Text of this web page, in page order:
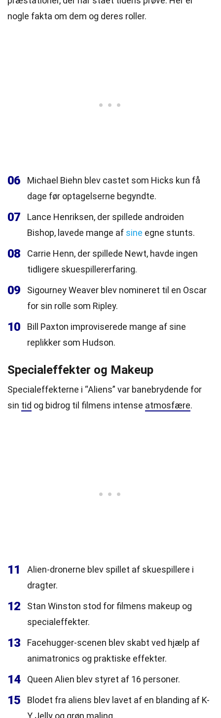
nogle fakta om dem og deres roller.
06
Michael Biehn blev castet som Hicks kun få
dage før optagelserne begyndte.
07
Lance Henriksen, der spillede androiden
Bishop, lavede mange af sine egne stunts.
08
Carrie Henn, der spillede Newt, havde ingen
tidligere skuespillererfaring.
09
Sigourney Weaver blev nomineret til en Oscar
for sin rolle som Ripley.
10
Bill Paxton improviserede mange af sine
replikker som Hudson.
Specialeffekter og Makeup
Specialeffekterne i “Aliens” var banebrydende for
sin tid og bidrog til filmens intense atmosfære.
11
Alien-dronerne blev spillet af skuespillere i
dragter.
12
Stan Winston stod for filmens makeup og
specialeffekter.
13
Facehugger-scenen blev skabt ved hjælp af
animatronics og praktiske effekter.
14 Queen Alien blev styret af 16 personer.
15
Blodet fra aliens blev lavet af en blanding af K-
Y Jelly og grøn maling.